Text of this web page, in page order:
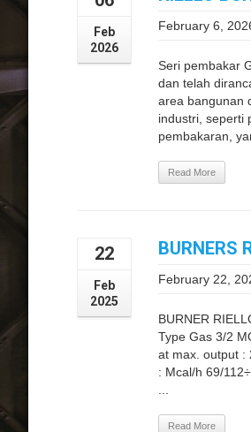
Feb
2026
February 6,
Seri pembakar
dan telah
area bangunan
industri, seperti
pembakaran,
Read More
22
Feb
2025
BURNERS
February 22,
BURNER
Type Gas 3/2
at max. output :
: Mcal/h 69/
Read More